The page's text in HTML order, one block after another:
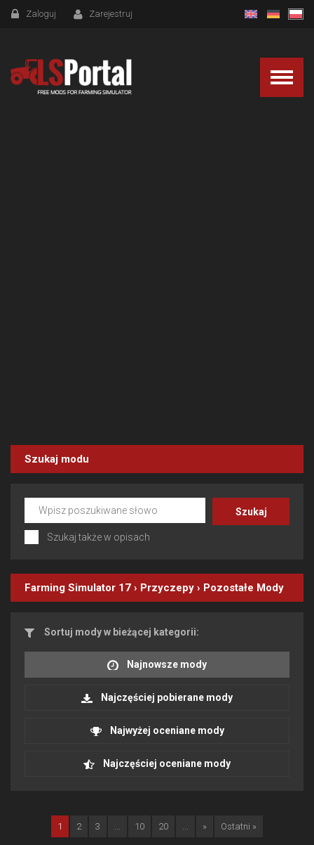
Zaloguj Zarejestruj
Szukaj modu
Szukaj także w opisach
Farming Simulator 17 › Przyczepy › Pozostałe Mody
Sortuj mody w bieżącej kategorii:
Najnowsze mody
Najczęściej pobierane mody
Najwyżej oceniane mody
Najczęściej oceniane mody
1 2 3 ... 10 20 ... » Ostatni »